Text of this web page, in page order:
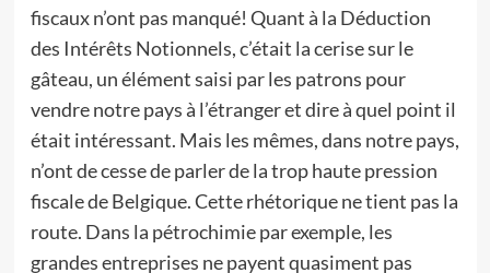
fiscaux n’ont pas manqué! Quant à la Déduction
des Intérêts Notionnels, c’était la cerise sur le
gâteau, un élément saisi par les patrons pour
vendre notre pays à l’étranger et dire à quel point il
était intéressant. Mais les mêmes, dans notre pays,
n’ont de cesse de parler de la trop haute pression
fiscale de Belgique. Cette rhétorique ne tient pas la
route. Dans la pétrochimie par exemple, les
grandes entreprises ne payent quasiment pas